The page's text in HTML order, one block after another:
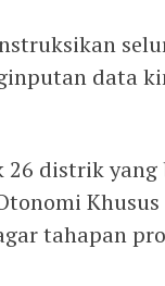
data
26 distrik
tahapan